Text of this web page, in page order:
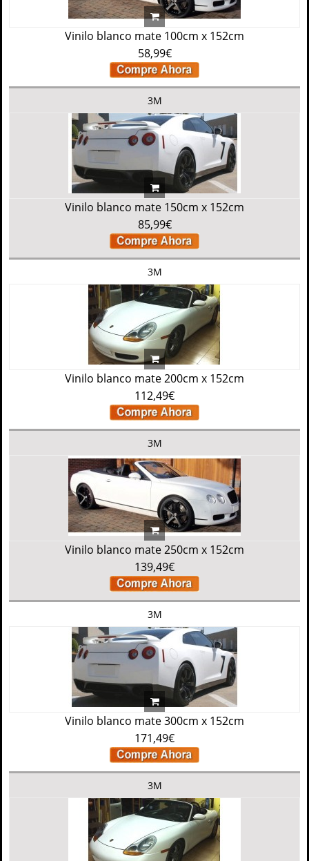
Vinilo blanco mate 100cm x 152cm
58,99€
3M
Vinilo blanco mate 150cm x 152cm
85,99€
3M
Vinilo blanco mate 200cm x 152cm
112,49€
3M
Vinilo blanco mate 250cm x 152cm
139,49€
3M
Vinilo blanco mate 300cm x 152cm
171,49€
3M